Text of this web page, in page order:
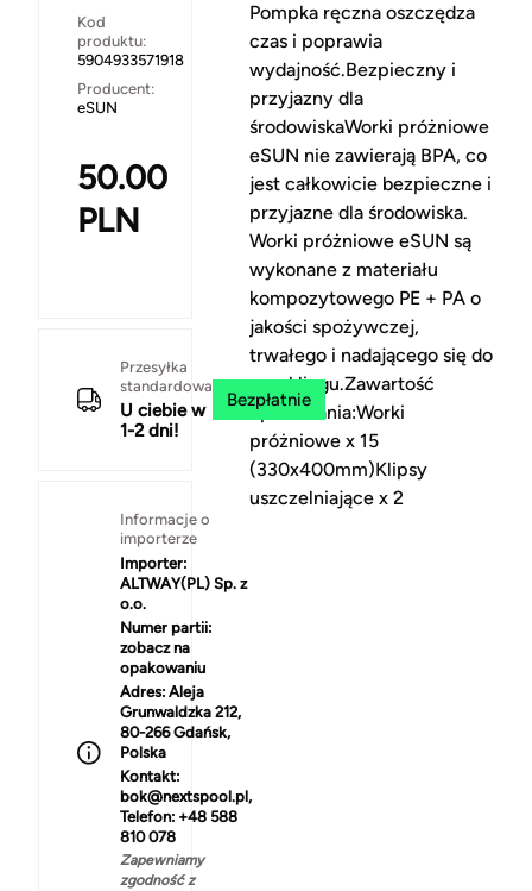
Kod
produktu:
5904933571918
Producent:
eSUN
50.00
PLN
Przesyłka
standardowa
U ciebie w
1-2 dni!
Bezpłatnie
Informacje o
importerze
Importer:
ALTWAY(PL) Sp. z
o.o.
Numer partii:
zobacz na
opakowaniu
Adres: Aleja
Grunwaldzka 212,
80-266 Gdańsk,
Polska
Kontakt:
bok@nextspool.pl,
Telefon: +48 588
810 078
Zapewniamy
zgodność z
Pompka ręczna oszczędza
czas i poprawia
wydajność.Bezpieczny i
przyjazny dla
środowiskaWorki próżniowe
eSUN nie zawierają BPA, co
jest całkowicie bezpieczne i
przyjazne dla środowiska.
Worki próżniowe eSUN są
wykonane z materiału
kompozytowego PE + PA o
jakości spożywczej,
trwałego i nadającego się do
recyklingu.Zawartość
opakowania:Worki
próżniowe x 15
(330x400mm)Klipsy
uszczelniające x 2